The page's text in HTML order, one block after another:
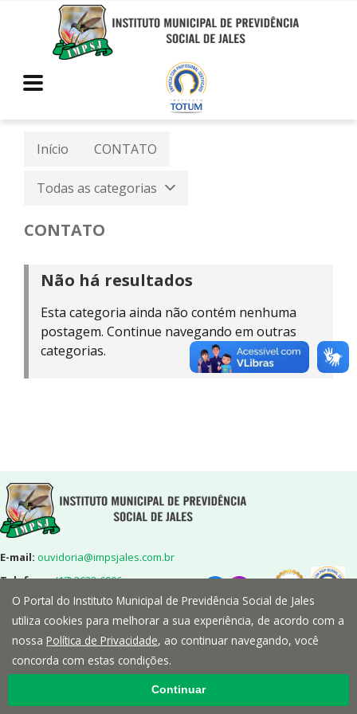
Início CONTATO
Todas as categorias
CONTATO
Não há resultados
Esta categoria ainda não contém nenhuma
postagem. Continue navegando em outras
categorias.
E-mail: ouvidoria@impsjales.com.br
Telefone:(17) 3632-6906
Endereço: Rua 7,nº2072-Centro-
Jales/SP-CEP:15700-014
O Portal do Instituto Municipal de Previdência Social de Jales
utiliza cookies para melhorar a sua experiência, de acordo com a
nossa Política de Privacidade, ao continuar navegando, você
concorda com estas condições.
Continuar